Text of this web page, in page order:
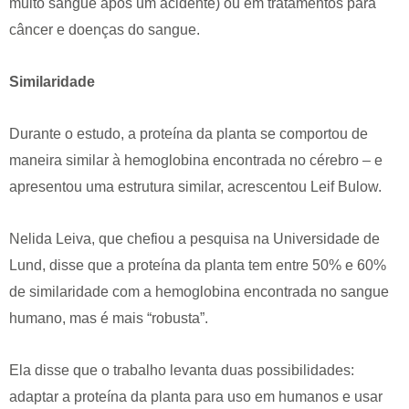
muito sangue após um acidente) ou em tratamentos para
câncer e doenças do sangue.
Similaridade
Durante o estudo, a proteína da planta se comportou de
maneira similar à hemoglobina encontrada no cérebro – e
apresentou uma estrutura similar, acrescentou Leif Bulow.
Nelida Leiva, que chefiou a pesquisa na Universidade de
Lund, disse que a proteína da planta tem entre 50% e 60%
de similaridade com a hemoglobina encontrada no sangue
humano, mas é mais “robusta”.
Ela disse que o trabalho levanta duas possibilidades:
adaptar a proteína da planta para uso em humanos e usar